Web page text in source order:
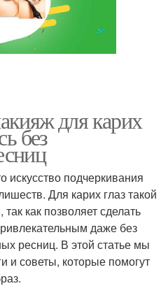
для карих
без
искусство подчеркивания
Для карих глаз такой
как позволяет сделать
даже без
ресниц. В этой статье мы
и советы, которые помогут